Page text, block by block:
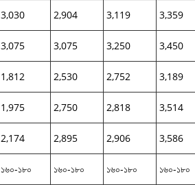
3,030 2,904 3,119 3,359
3,075 3,075 3,250 3,450
1,812 2,530 2,752 3,189
1,975 2,750 2,818 3,514
2,174 2,895 2,906 3,586
১৬০-১৮০ ১৬০-১৮০ ১৬০-১৮০ ১৬০-১৮০